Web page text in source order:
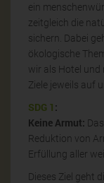
ein
zeitgleich die
sichern. Dabei
ökologische
wir als Hotel und
Ziele jeweils auf
SDG 1 :
Keine Armut:
Reduktion von
Erfüllung aller
Dieses Ziel geht